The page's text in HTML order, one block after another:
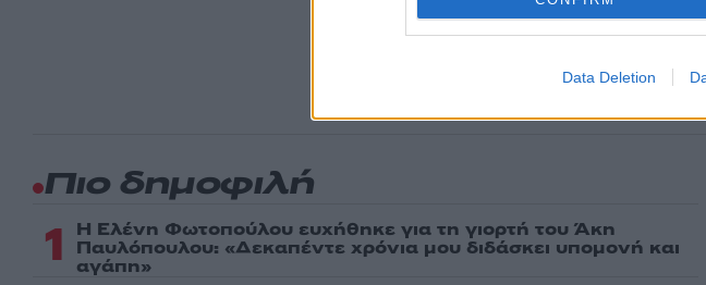
Data Deletion
πρώτοι για όλη την ειδησεογραφία
ημέρας
Πιο δημοφιλή
1 Η Ελένη Φωτοπούλου ευχήθηκε για τη γιορτή του Άκη
Παυλόπουλου: «Δεκαπέντε χρόνια μου διδάσκει υπομονή και
αγάπη»